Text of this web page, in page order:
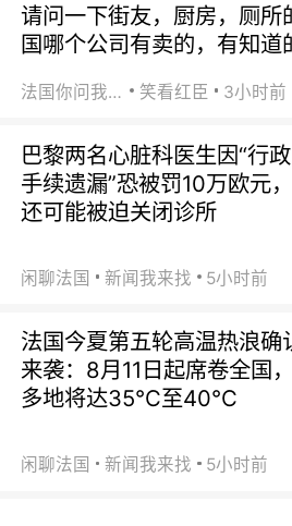
请问一下街友，厨房，厕所
国哪个公司有卖的，有知道
法国你问我答 笑看红臣 3小时前
巴黎两名心脏科医生因“行政
手续遗漏”恐被罚10万欧元，
还可能被迫关闭诊所
闲聊法国 新闻我来找 5小时前
法国今夏第五轮高温热浪确
来袭：8月11日起席卷全国，
多地将达35℃至40℃
闲聊法国 新闻我来找 5小时前